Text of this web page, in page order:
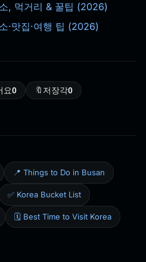
, 먹거리 & 꿀팁 (2026)
·맛집·여행 팁 (2026)
요0 🔖 저장각0
📍 Things to Do in Busan
✅ Korea Bucket List
🗓️ Best Time to Visit Korea